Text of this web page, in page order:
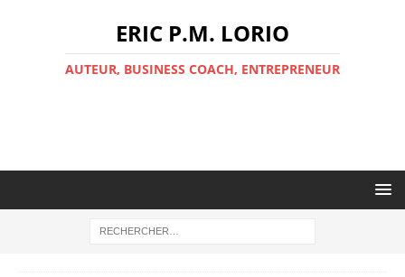
ERIC P.M. LORIO
AUTEUR, BUSINESS COACH, ENTREPRENEUR